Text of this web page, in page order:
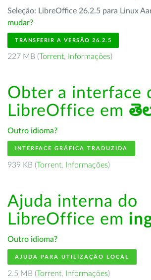
Seleção: LibreOffice 26.2.5 para Linux
mudar?
TRANSFERIR A VERSÃO 26.2.5
227 MB (Torrent, Informações)
Obter a interface
LibreOffice em
Outro idioma?
INTERFACE GRÁFICA TRADUZIDA
939 KB (Torrent, Informações)
Ajuda interna do
LibreOffice em
Outro idioma?
AJUDA PARA UTILIZAÇÃO LOCAL
2.5 MB (Torrent, Informações)